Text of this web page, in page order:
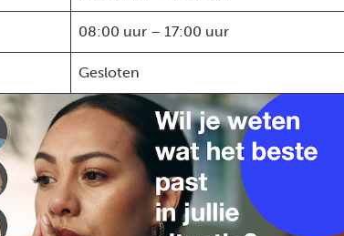
08:00 uur – 17:00 uur
Gesloten